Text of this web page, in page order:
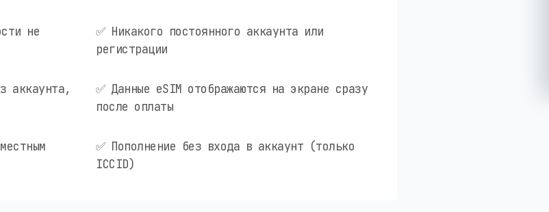
не
✅ Никакого постоянного аккаунта или
регистрации
аккаунта,
✅ Данные eSIM отображаются на экране сразу
после оплаты
✅ Пополнение без входа в аккаунт (только
ICCID)